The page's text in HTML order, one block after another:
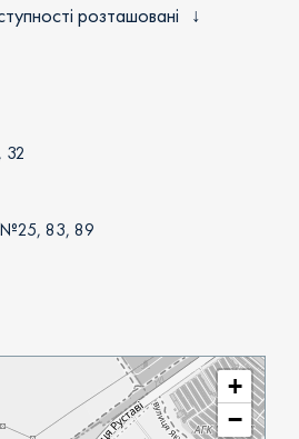
розташовані
№25, 83, 89
+
−